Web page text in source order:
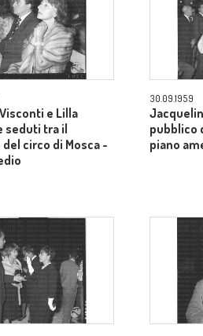
e Lilla
seduti tra il
circo di Mosca -
30.09.1959
pubblico
piano